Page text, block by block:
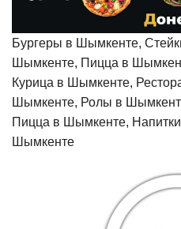
Бургеры в Шымкенте,
Шымкенте, Пицца в
Курица в Шымкенте,
Шымкенте, Ролы в
Пицца в Шымкенте,
Шымкенте